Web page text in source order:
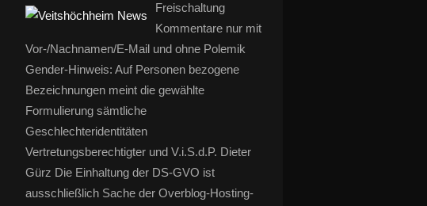
Freischaltung
Kommentare nur mit
Vor-/Nachnamen/E-Mail und ohne Polemik
Gender-Hinweis: Auf Personen bezogene
Bezeichnungen meint die gewählte
Formulierung sämtliche
Geschlechteridentitäten
Vertretungsberechtigter und V.i.S.d.P. Dieter
Gürz Die Einhaltung der DS-GVO ist
ausschließlich Sache der Overblog-Hosting-